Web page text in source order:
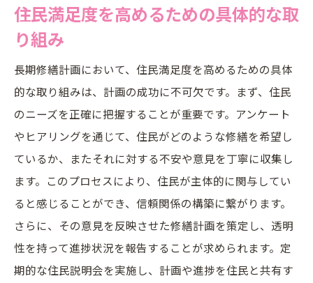
住民満足度を高めるための具体的な取
り組み
長期修繕計画において、住民満足度を高めるための具体
的な取り組みは、計画の成功に不可欠です。まず、住民
のニーズを正確に把握することが重要です。アンケート
やヒアリングを通じて、住民がどのような修繕を希望し
ているか、またそれに対する不安や意見を丁寧に収集し
ます。このプロセスにより、住民が主体的に関与してい
ると感じることができ、信頼関係の構築に繋がります。
さらに、その意見を反映させた修繕計画を策定し、透明
性を持って進捗状況を報告することが求められます。定
期的な住民説明会を実施し、計画や進捗を住民と共有す